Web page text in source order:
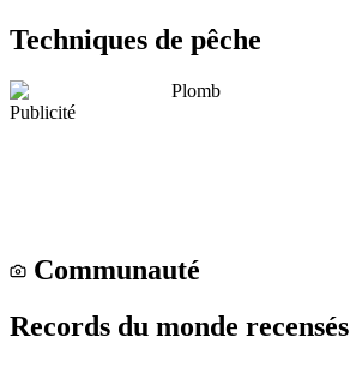
Techniques de pêche
Plomb
Publicité
Communauté
Records du monde recensés